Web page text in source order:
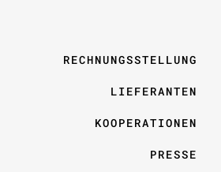
RECHNUNGSSTELLUNG
LIEFERANTEN
KOOPERATIONEN
PRESSE